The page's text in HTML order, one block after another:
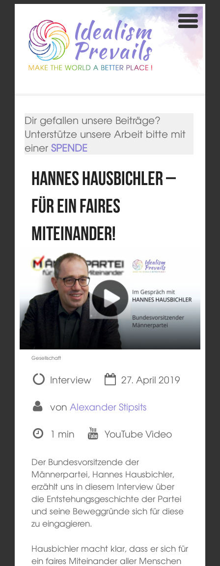
Dir gefallen unsere Beiträge?
Unterstütze unsere Arbeit bitte mit
einer SPENDE
Hannes Hausbichler –
Für ein faires
Miteinander!
Gesellschaft
Interview
27. April 2019
von Alexander Stipsits
1 min
YouTube Video
Der Bundesvorsitzende der
Männerpartei, Hannes Hausbichler,
erzählt uns in diesem Interview über
die Entstehungsgeschichte der Partei
und seine Beweggründe sich für diese
zu eingagieren.
Hausbichler macht klar, dass er sich für
ein faires Miteinander aller Menschen